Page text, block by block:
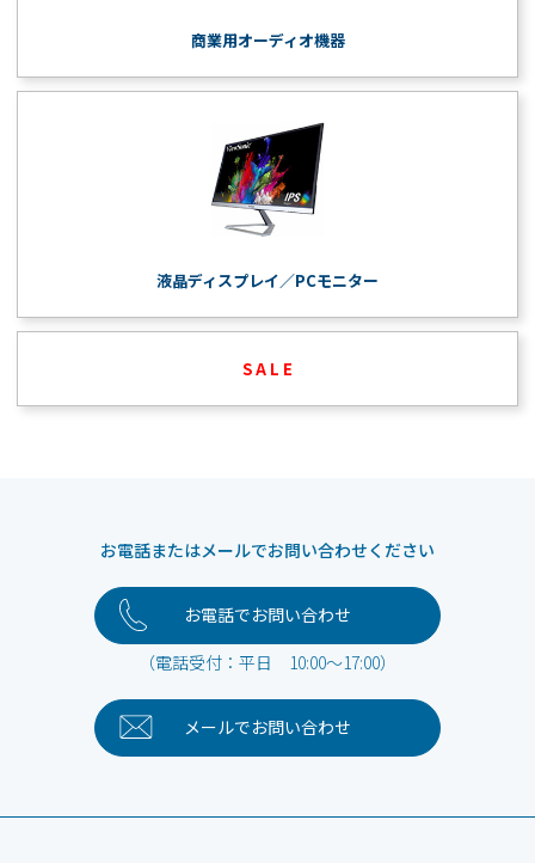
商業用オーディオ機器
液晶ディスプレイ／PCモニター
S A L E
お電話またはメールでお問い合わせください
お電話でお問い合わせ
（電話受付：平日 10:00～17:00）
メールでお問い合わせ